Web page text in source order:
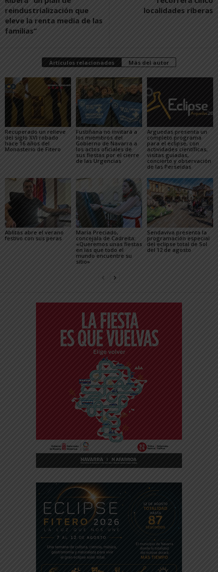
reindustrialización que
eleve la renta media de las
familias”
localidades riberas
Artículos relacionados Más del autor
Recuperado un relieve
del siglo XVI robado
hace 16 años del
Monasterio de Fitero
Fustiñana no invitará a
los miembros del
Gobierno de Navarra a
los actos oficiales de
sus fiestas por el cierre
de las Urgencias
Arguedas presenta un
completo programa
para el eclipse, con
actividades científicas,
visitas guiadas,
concierto y observación
de las Perseidas
Ablitas abre el verano
festivo con sus peras
María Preciado,
concejala de Cadreita:
«Queremos unas fiestas
en las que todo el
mundo encuentre su
sitio»
Sendaviva presenta la
programación especial
del eclipse total de Sol
del 12 de agosto